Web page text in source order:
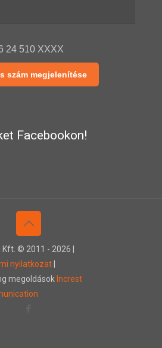
24 510 XXXX
szám megjelenítése
Facebookon!
Kft. © 2011 - 2026 |
nyilatkozat
megoldások Increst